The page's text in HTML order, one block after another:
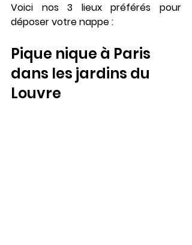
Voici nos 3 lieux préférés pour
déposer votre nappe :
Pique nique à Paris
dans les jardins du
Louvre